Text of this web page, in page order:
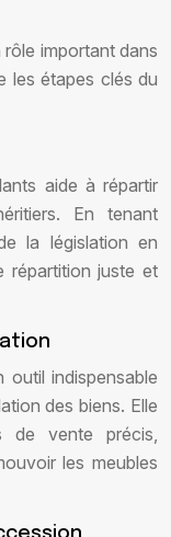
important dans
les étapes clés du
aide à répartir
En tenant
la législation en
répartition juste et
outil indispensable
des biens. Elle
de vente précis,
les meubles